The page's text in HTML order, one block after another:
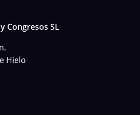
Congresos SL
Hielo